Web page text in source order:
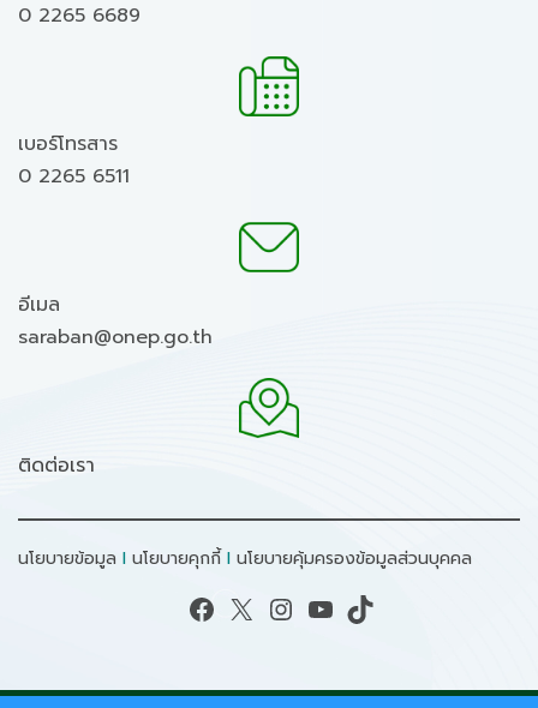
0 2265 6689
เบอร์โทรสาร
0 2265 6511
อีเมล
saraban@onep.go.th
ติดต่อเรา
นโยบายข้อมูล I นโยบายคุกกี้ I นโยบายคุ้มครองข้อมูลส่วนบุคคล
Facebook X Instagram YouTube TikTok